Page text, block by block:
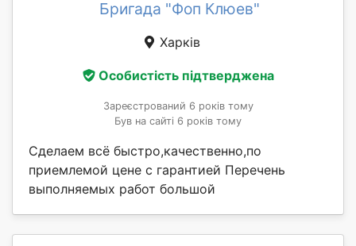
Бригада "Фоп Клюев"
Харків
Особистість підтверджена
Зареєстрований 6 років тому
Був на сайті 6 років тому
Сделаем всё быстро,качественно,по
приемлемой цене с гарантией Перечень
выполняемых работ большой